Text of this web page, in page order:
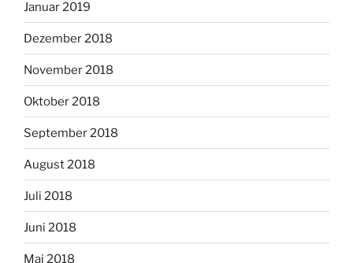
Januar 2019
Dezember 2018
November 2018
Oktober 2018
September 2018
August 2018
Juli 2018
Juni 2018
Mai 2018